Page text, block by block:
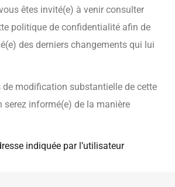
êtes invité(e) à venir consulter
politique de confidentialité afin de
des derniers changements qui lui
de modification substantielle de cette
serez informé(e) de la manière
indiquée par l’utilisateur